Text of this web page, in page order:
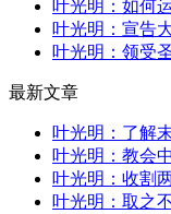
叶光明：如何
叶光明：宣告
叶光明：领受
最新文章
叶光明：了解
叶光明：教会
叶光明：收割
叶光明：取之